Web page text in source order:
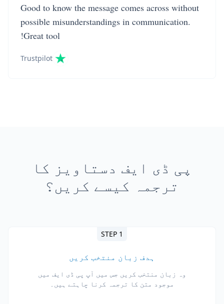
Good to know the message comes across without
possible misunderstandings in communication.
Great tool!
Trustpilot
پی ڈی ایف دستاویز کا
ترجمہ کیسے کریں؟
STEP 1
ہدف زبان منتخب کریں
وہ زبان منتخب کریں جس میں آپ پی ڈی ایف میں
موجود متن کا ترجمہ کرنا چاہتے ہیں۔